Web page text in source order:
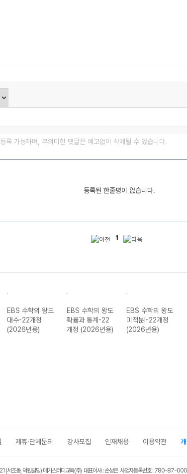
록 가능하며, 무의미한 댓글은 예고없이 삭제될 수 있습니다.
등록된 한줄평이 없습니다.
1
EBS 수학의 왕도
대수-22개정
(2026년용)
EBS 수학의 왕도
확률과 통계-22
개정 (2026년용)
EBS 수학의 왕도
미적분I-22개정
(2026년용)
제휴·단체문의 강사모집 인재채용 이용약관
(서초동, 덕원빌딩) 메가스터디교육(주) 대표이사 : 손성은 사업자등록번호 : 780-87-